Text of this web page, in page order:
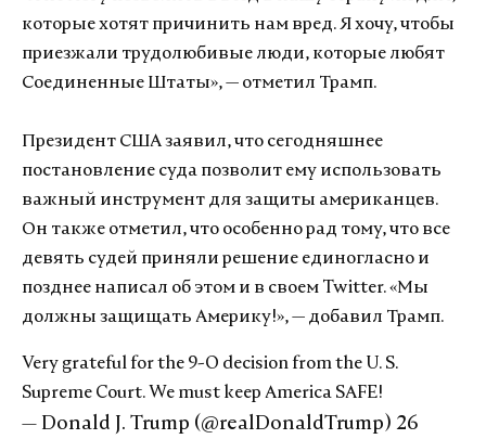
которые хотят причинить нам вред. Я хочу, чтобы
приезжали трудолюбивые люди, которые любят
Соединенные Штаты», — отметил Трамп.
Президент США заявил, что сегодняшнее
постановление суда позволит ему использовать
важный инструмент для защиты американцев.
Он также отметил, что особенно рад тому, что все
девять судей приняли решение единогласно и
позднее написал об этом и в своем Twitter. «Мы
должны защищать Америку!», — добавил Трамп.
Very grateful for the 9-O decision from the U. S.
Supreme Court. We must keep America SAFE!
— Donald J. Trump (@realDonaldTrump) 26